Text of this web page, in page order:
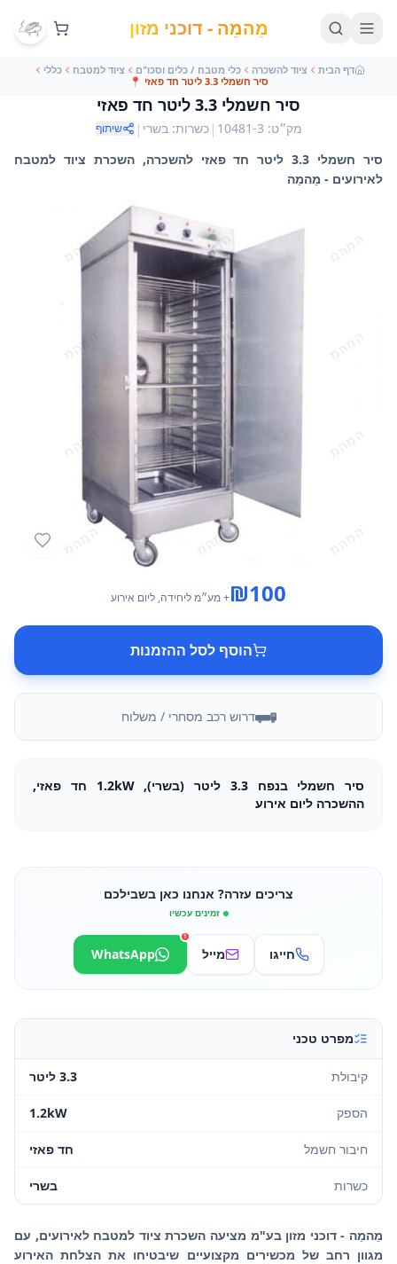
מֵהמֵה - דוכני מזון
דף הבית ציוד להשכרה כלי מטבח / כלים וסכו"ם ציוד למטבח
כללי
סיר חשמלי 3.3 ליטר חד פאזי
📍
סיר חשמלי 3.3 ליטר חד פאזי
מק״ט:
10481-3
|כשרות:בשרי | שיתוף
סיר חשמלי 3.3 ליטר חד פאזי להשכרה, השכרת ציוד למטבח
לאירועים - מֵהמֵה
₪100 + מע״מליחידה, ליום אירוע
הוסף לסל ההזמנות
דרוש רכב מסחרי / משלוח
סיר חשמלי בנפח 3.3 ליטר (בשרי), 1.2kW חד פאזי,
ההשכרה ליום אירוע
צריכים עזרה? אנחנו כאן בשבילכם
זמינים עכשיו
חייגו מייל WhatsApp
1
מפרט טכני
קיבולת 3.3 ליטר
הספק 1.2kW
חיבור חשמל חד פאזי
כשרות בשרי
מֵהמֵה - דוכני מזון בע"מ מציעה השכרת ציוד למטבח לאירועים, עם
מגוון רחב של מכשירים מקצועיים שיבטיחו את הצלחת האירוע